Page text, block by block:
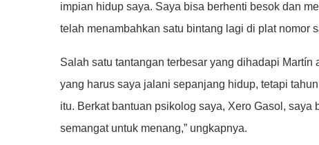
impian hidup saya. Saya bisa berhenti besok dan
telah menambahkan satu bintang lagi di plat nomor
Salah satu tantangan terbesar yang dihadapi
yang harus saya jalani sepanjang hidup, tetapi
itu. Berkat bantuan psikolog saya, Xero Gasol,
semangat untuk menang,” ungkapnya.